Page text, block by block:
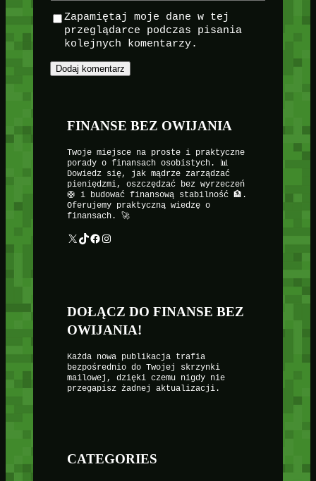
Zapamiętaj moje dane w tej
przeglądarce podczas pisania
kolejnych komentarzy.
FINANSE BEZ OWIJANIA
Twoje miejsce na proste i praktyczne
porady o finansach osobistych. 📊
Dowiedz się, jak mądrze zarządzać
pieniędzmi, oszczędzać bez wyrzeczeń
🛟 i budować finansową stabilność 🏦.
Oferujemy praktyczną wiedzę o
finansach. 🚀
X TikTok Facebook Instagram
DOŁĄCZ DO FINANSE BEZ
OWIJANIA!
Każda nowa publikacja trafia
bezpośrednio do Twojej skrzynki
mailowej, dzięki czemu nigdy nie
przegapisz żadnej aktualizacji.
CATEGORIES